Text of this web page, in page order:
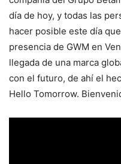
día de hoy, y todas las
hacer posible este día
presencia de GWM en
llegada de una marca
con el futuro, de ahí el
Hello Tomorrow.